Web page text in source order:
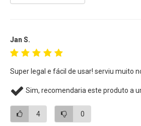
Jan S.
Super legal e fácil de usar! serviu muito
Sim, recomendaria este produto a
4 0